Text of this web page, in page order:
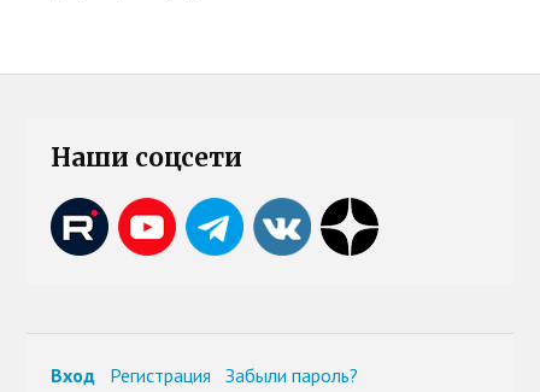
Наши соцсети
Вход Регистрация
Забыли пароль?